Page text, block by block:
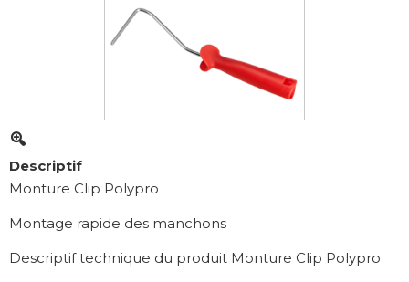
Descriptif
Monture Clip Polypro
Montage rapide des manchons
Descriptif technique du produit Monture Clip Polypro